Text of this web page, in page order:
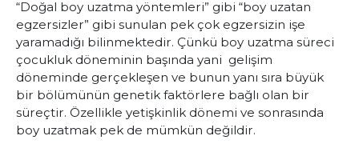
“Doğal boy uzatma yöntemleri” gibi “boy uzatan
egzersizler” gibi sunulan pek çok egzersizin işe
yaramadığı bilinmektedir. Çünkü boy uzatma süreci
çocukluk döneminin başında yani gelişim
döneminde gerçekleşen ve bunun yanı sıra büyük
bir bölümünün genetik faktörlere bağlı olan bir
süreçtir. Özellikle yetişkinlik dönemi ve sonrasında
boy uzatmak pek de mümkün değildir.